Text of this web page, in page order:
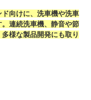
向けに、洗車機や洗車
連続洗車機、静音や節
様な製品開発にも取り